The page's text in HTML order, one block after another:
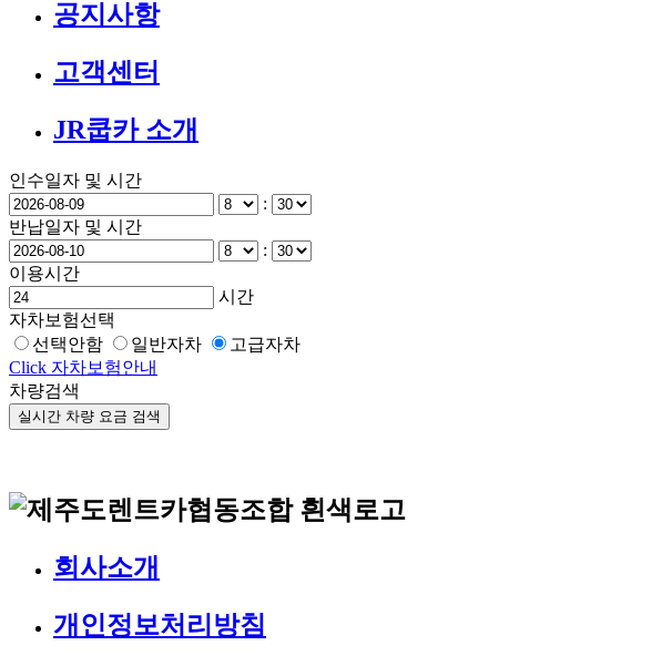
공지사항
고객센터
JR쿱카 소개
인수일자 및 시간
:
반납일자 및 시간
:
이용시간
시간
자차보험선택
선택안함
일반자차
고급자차
Click 자차보험안내
차량검색
실시간 차량 요금 검색
회사소개
개인정보처리방침